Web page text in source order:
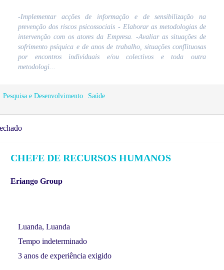
-Implementar acções de informação e de sensibilização na
prevenção dos riscos psicossociais - Elaborar as metodologias de
intervenção com os atores da Empresa. -Avaliar as situações de
sofrimento psíquica e de anos de trabalho, situações conflituosas
por encontros individuais e/ou colectivos e toda outra
metodologi...
Pesquisa e Desenvolvimento Saúde
CHEFE DE RECURSOS HUMANOS
Eriango Group
Luanda, Luanda
Tempo indeterminado
3 anos de experiência exigido